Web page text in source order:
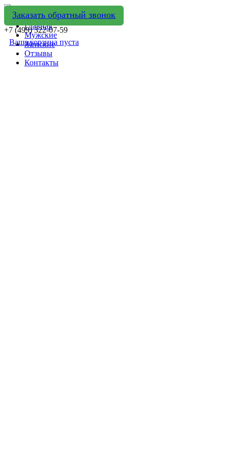
Заказать обратный звонок
+7 (499) 322-07-59
Ваша корзина пуста
Главная
Мужские
Женские
Отзывы
Контакты